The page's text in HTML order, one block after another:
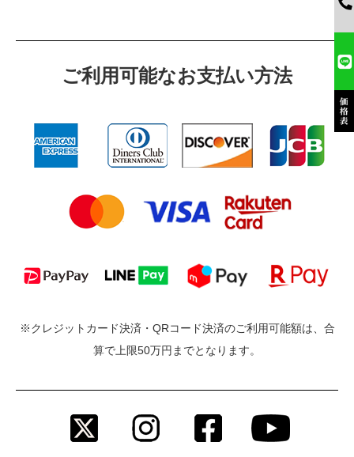
ご利⽤可能なお⽀払い⽅法
※クレジットカード決済・QRコード決済のご利用可能額は、合
算で上限50万円までとなります。